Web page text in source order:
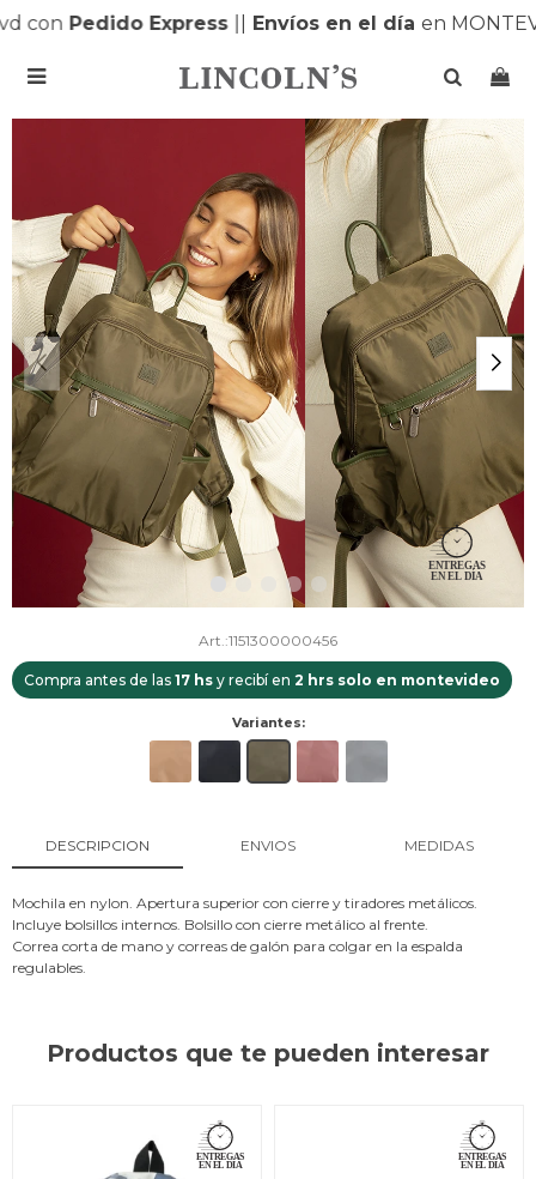
conPedido Express| Envíos en el díaen

1151300000456
Compra antes de las 17 hs y recibí en 2 hrs solo en montevideo
Variantes:
DESCRIPCION ENVIOS MEDIDAS
Mochila en nylon. Apertura superior con cierre y tiradores metálicos.
Incluye bolsillos internos. Bolsillo con cierre metálico al frente.
Correa corta de mano y correas de galón para colgar en la espalda
regulables.
Productos que te pueden interesar